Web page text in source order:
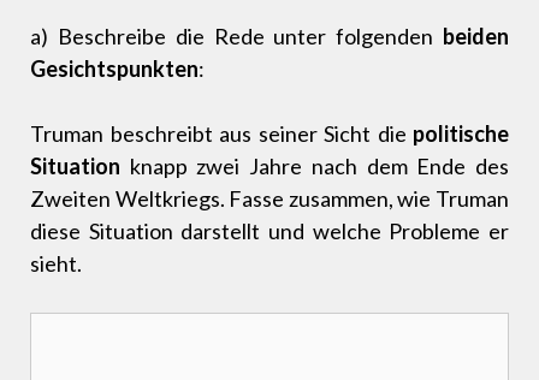
a) Beschreibe die Rede unter folgenden beiden
Gesichtspunkten:
Truman beschreibt aus seiner Sicht die politische
Situation knapp zwei Jahre nach dem Ende des
Zweiten Weltkriegs. Fasse zusammen, wie Truman
diese Situation darstellt und welche Probleme er
sieht.